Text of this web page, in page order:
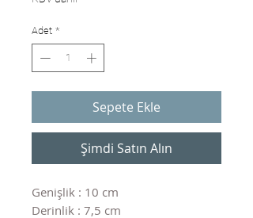
Adet *
Sepete Ekle
Şimdi Satın Alın
Genişlik : 10 cm
Derinlik : 7,5 cm